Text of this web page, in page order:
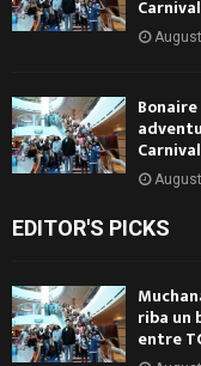
EDITOR'S PICKS
riba un
entre